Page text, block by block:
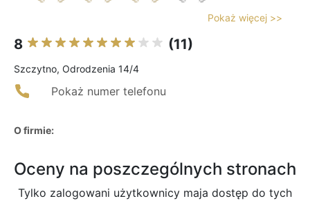
Pokaż więcej >>
8 (11)
Szczytno, Odrodzenia 14/4
Pokaż numer telefonu
O firmie:
Oceny na poszczególnych stronach
Tylko zalogowani użytkownicy maja dostęp do tych